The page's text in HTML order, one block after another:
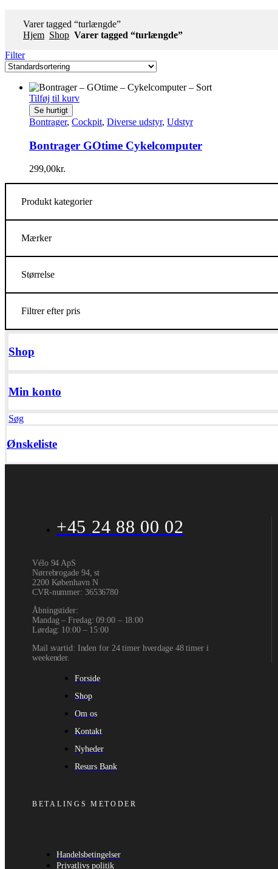
Varer tagged “turlængde”
Hjem Shop Varer tagged “turlængde”
Filter
Tilføj til kurv
Se hurtigt
Bontrager, Cockpit, Diverse udstyr, Udstyr
Bontrager GOtime Cykelcomputer
299,00kr.
Produkt kategorier
Mærker
Størrelse
Filtrer efter pris
Shop
Min konto
Søg
Ønskeliste
+45 24 88 00 02
Vélo 94 ApS
Nørrebrogade 94, st
2200 København N
CVR-nummer: 36536780
Åbningstider:
Mandag – Fredag: 09:00 – 18:00
Lørdag: 10:00 – 15:00
Mail svartid: Inden for 24 timer hverdage 48 timer i
weekender.
Forside
Shop
Om os
Kontakt
Nyheder
Resurs Bank
BETALINGS METODER
Handelsbetingelser
Privatlivs politik